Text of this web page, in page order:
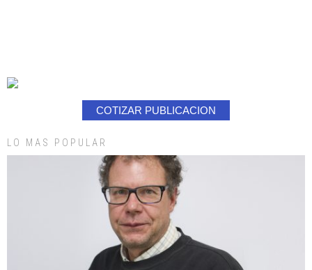
COTIZAR PUBLICACION
LO MAS POPULAR